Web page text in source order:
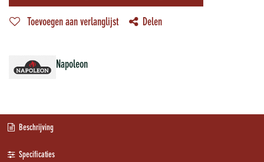
Toevoegen aan verlanglijst Delen
Napoleon
Beschrijving
Specificaties